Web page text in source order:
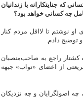
كه جنايتكارانه با زندانيان
چه كساني خواهد بود؟
نوشتم تا لااقل مردم کنار
توضیح دادم.
بنویسم و جدا از اعضای هیئت کشتار راجع به صاحب‌منصبان
از اعضای «تواب» جبهه‌
اصولگرایان و چه نزدیکان